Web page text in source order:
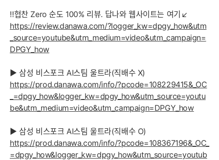
‼협찬 Zero 순도 100% 리뷰. 답나와 웹사이트는 여기↙
https://review.danawa.com/?logger_kw=dpgy_how&utm
_source=youtube&utm_medium=video&utm_campaign=
DPGY_how
▶ 삼성 비스포크 AI스팀 울트라(직배수 X)
https://prod.danawa.com/info/?pcode=108229415&_OC
_=dpgy_how&logger_kw=dpgy_how&utm_source=youtu
be&utm_medium=video&utm_campaign=DPGY_how
▶ 삼성 비스포크 AI스팀 울트라(직배수 O)
https://prod.danawa.com/info/?pcode=108367196&_OC_
=dpgy_how&logger_kw=dpgy_how&utm_source=youtub